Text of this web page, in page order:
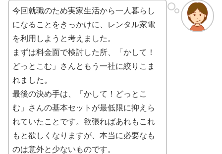
今回就職のため実家生活から一人暮らし
になることをきっかけに、レンタル家電
を利用しようと考えました。
まずは料金面で検討した所、「かして！
どっとこむ」さんともう一社に絞りこま
れました。
最後の決め手は、「かして！どっとこ
む」さんの基本セットが最低限に抑えら
れていたことです。欲張ればあれもこれ
もと欲しくなりますが、本当に必要なも
のは意外と少ないものです。